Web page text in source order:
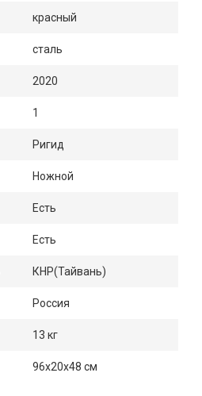
красный
сталь
2020
1
Ригид
Ножной
Есть
Есть
КНР(Тайвань)
Россия
13 кг
96x20x48 см